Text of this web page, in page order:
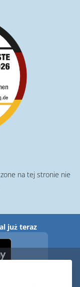
na tej stronie nie
już teraz